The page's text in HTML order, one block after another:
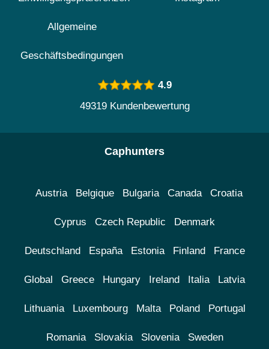
Allgemeine
Geschäftsbedingungen
4.9
49319 Kundenbewertung
Caphunters
Austria Belgique Bulgaria Canada Croatia
Cyprus Czech Republic Denmark
Deutschland España Estonia Finland France
Global Greece Hungary Ireland Italia Latvia
Lithuania Luxembourg Malta Poland Portugal
Romania Slovakia Slovenia Sweden